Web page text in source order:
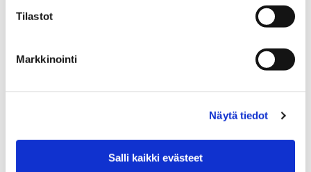
Tilastot
Markkinointi
Näytä tiedot
Salli kaikki evästeet
Maksut ja hinnasto